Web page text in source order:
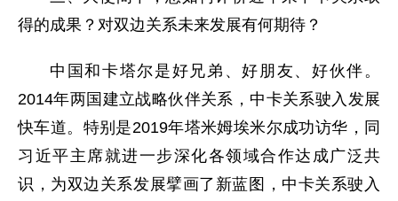
得的成果？对双边关系未来发展有何期待？
中国和卡塔尔是好兄弟、好朋友、好伙伴。
2014年两国建立战略伙伴关系，中卡关系驶入发展
快车道。特别是2019年塔米姆埃米尔成功访华，同
习近平主席就进一步深化各领域合作达成广泛共
识，为双边关系发展擘画了新蓝图，中卡关系驶入